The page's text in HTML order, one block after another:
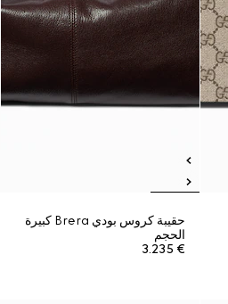
حقيبة كروس بودي Brera كبيرة
الحجم
€ 3.235